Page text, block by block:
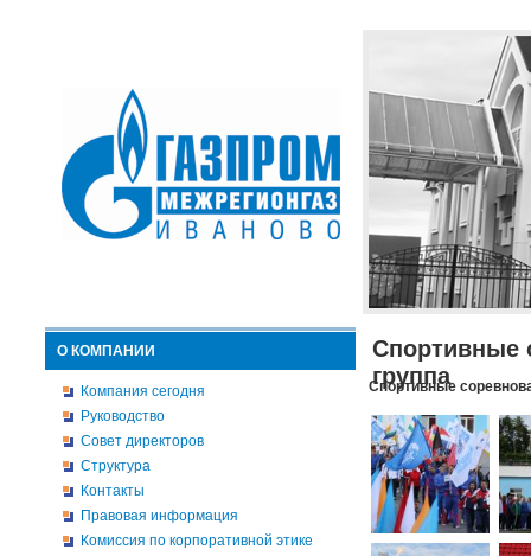
О КОМПАНИИ
Компания сегодня
Руководство
Совет директоров
Структура
Контакты
Правовая информация
Комиссия по корпоративной этике
Спортивные
группа
Спортивные